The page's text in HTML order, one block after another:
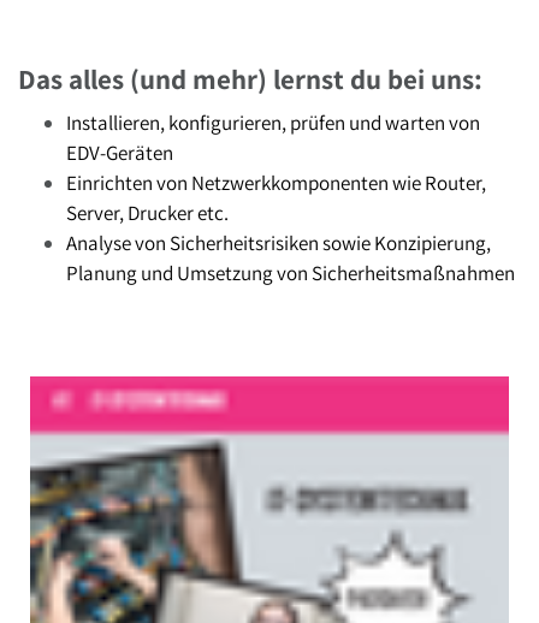
Das alles (und mehr) lernst du bei uns:
Installieren, konfigurieren, prüfen und warten von
EDV-Geräten
Einrichten von Netzwerkkomponenten wie Router,
Server, Drucker etc.
Analyse von Sicherheitsrisiken sowie Konzipierung,
Planung und Umsetzung von Sicherheitsmaßnahmen